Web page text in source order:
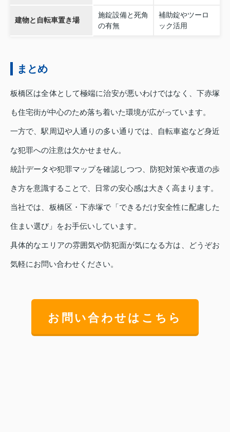
建物と自転車置き場
施錠設備と死角
の有無
補助錠やツーロ
ック活用
まとめ
板橋区は全体として極端に治安が悪いわけではなく、下赤塚
も住宅街が中心のため落ち着いた環境が広がっています。
一方で、駅周辺や人通りの多い通りでは、自転車盗など身近
な犯罪への注意は欠かせません。
統計データや犯罪マップを確認しつつ、防犯対策や夜道の歩
き方を意識することで、日常の安心感は大きく高まります。
当社では、板橋区・下赤塚で「できるだけ安全性に配慮した
住まい選び」をお手伝いしています。
具体的なエリアの雰囲気や防犯面が気になる方は、どうぞお
気軽にお問い合わせください。
お問い合わせはこちら